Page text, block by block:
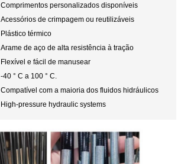
Comprimentos personalizados disponíveis
Acessórios de crimpagem ou reutilizáveis
Plástico térmico
Arame de aço de alta resistência à tração
Flexível e fácil de manusear
-40 ° C a 100 ° C.
Compatível com a maioria dos fluidos hidráulicos
High-pressure hydraulic systems